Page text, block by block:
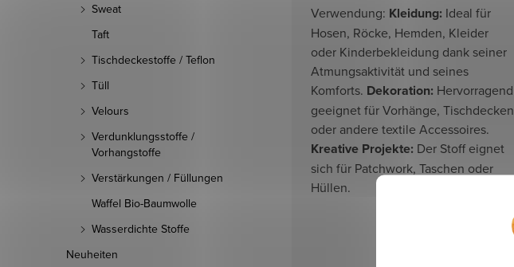
Sweat
Taft
Tischdeckestoffe / Teflon
Tüll
Velours
Verdunklungsstoffe /
Vorhangstoffe
Verstärkungen / Füllungen
Waffel Bio-Baumwolle
Wasserdichte Stoffe
Neuheiten
Verwendung: Kleidung: Ideal für
Hosen, Röcke, Hemden, Kleider
oder Kinderbekleidung dank seiner
Atmungsaktivität und seines
Komforts. Dekoration: Hervorragend
geeignet für Vorhänge, Tischdecken
oder andere textile Accessoires.
Kreative Projekte: Der Stoff eignet
sich für Patchwork, Taschen oder
Hüllen.